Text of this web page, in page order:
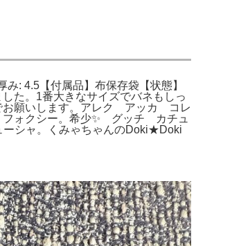
: 4.5【付属品】布保存袋【状態】
た。1番大きなサイズでバネもしっ
お願いします。アレク アッカ コレ
ォクシー。希少✨ グッチ カチュ
シャ。くみゃちゃんのDoki★Doki